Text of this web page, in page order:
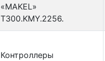
«MAKEL»
T300.KMY.2256.
Контроллеры